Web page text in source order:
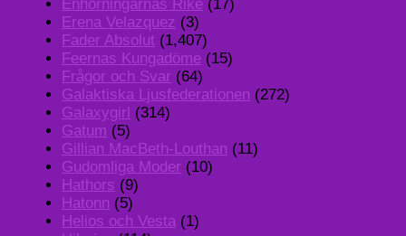
Enhörningarnas Rike (17)
Erena Velazquez (3)
Fader Absolut (1,407)
Feernas Kungadöme (15)
Frågor och Svar (64)
Galaktiska Ljusfederationen (272)
Galaxygirl (314)
Gatum (5)
Gillian MacBeth-Louthan (11)
Gudomliga Moder (10)
Hathors (9)
Hatonn (5)
Helios och Vesta (1)